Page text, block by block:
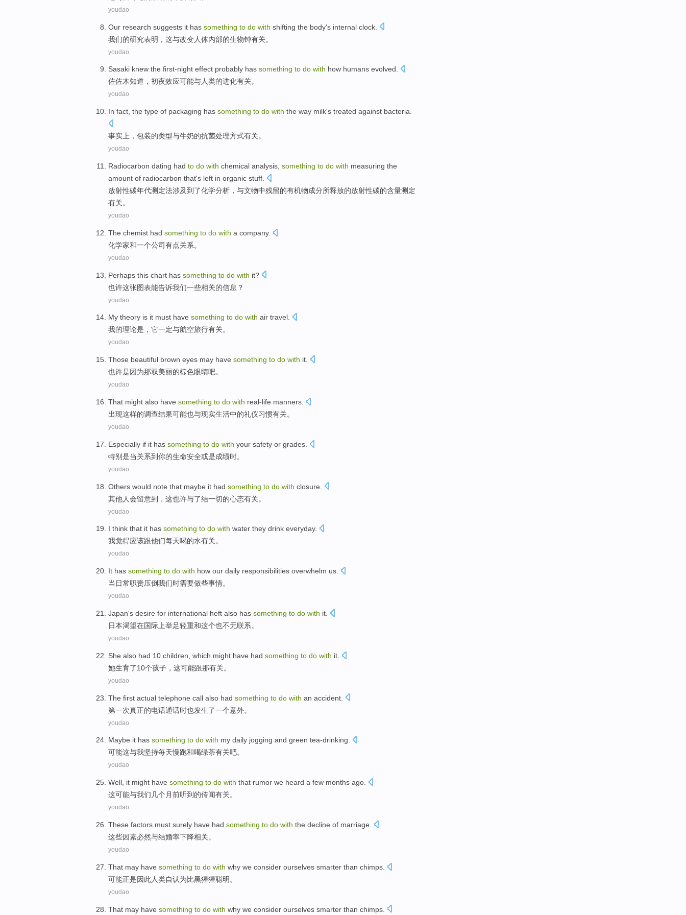
youdao
Our research suggests it has something to do with shifting the body's internal clock
我们的研究表明 ， 这与改变人体内部的生物钟有关。
youdao
Sasaki knew the first-night effect probably has something to do with how humans evolved.
佐佐木知道 ， 初夜效应可能与人类的进化有关。
youdao
In fact , the type of packaging has something to do with the way milk's treated against bacteria.
事实上 ， 包装的类型与牛奶的抗菌处理方式有关。
youdao
Radiocarbon dating had to do with chemical analysis something to do with measuring the
amount of radiocarbon that's left in organic stuff
放射性碳年代测定法涉及到了化学分析 ， 与文物中残留的有机物成分所释放的放射性碳的含量测定
有关。
youdao
The chemist had something to do with a company.
化学家和一个公司有点关系。
youdao
Perhaps this chart has something to do with it?
也许这张图表能告诉我们一些相关的信息？
youdao
My theory is it must have something to do with air travel.
我的理论是 ， 它一定与航空旅行有关。
youdao
Those beautiful brown eyes may have something to do with it
也许是因为那双美丽的棕色眼睛吧。
youdao
That might also have something to do with real-life manners
出现这样的调查结果可能也与现实生活中的礼仪习惯有关。
youdao
Especially if it has something to do with your safety or grades
特别是当关系到你的生命安全或是成绩时。
youdao
Others would note that maybe it had something to do with closure
其他人会留意到，这也许与了结一切的心态有关。
youdao
I think that it has something to do with water they drink everyday.
我觉得应该跟他们每天喝的水有关。
youdao
It has something to do with how our daily responsibilities overwhelm us
当 日常职责压倒我们时需要做些事情。
youdao
Japan's desire for international heft also has something to do with it.
日本渴望在国际 上举足轻重和这个也不无联系。
youdao
She also had 10 children which might have had something to do with it
她生育了10个孩子 ， 这可能跟那有关。
youdao
The first actual telephone call also had something to do with an accident
第一次真正的电话通话时也发生了一个意外。
youdao
Maybe it has something to do with my daily jogging and green tea-drinking.
可能这与我坚持每天慢跑和喝绿茶有关吧。
youdao
Well, it might have something to do with that rumor we heard a few months ago
这可能与我们 几个 月前听到 的传闻有关。
youdao
These factors must surely have had something to do with the decline of marriage.
这些因素必然与结婚率下降相关。
youdao
That may have something to do with why we consider ourselves smarter than chimps
可能正是因此人类自认为比黑猩猩聪明 。
youdao
That may have something to do with why we consider ourselves smarter than chimps